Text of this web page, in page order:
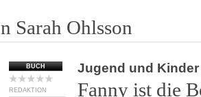
Sarah Ohlsson
BUCH
REDAKTION
Jugend und Kinder
Fanny ist die